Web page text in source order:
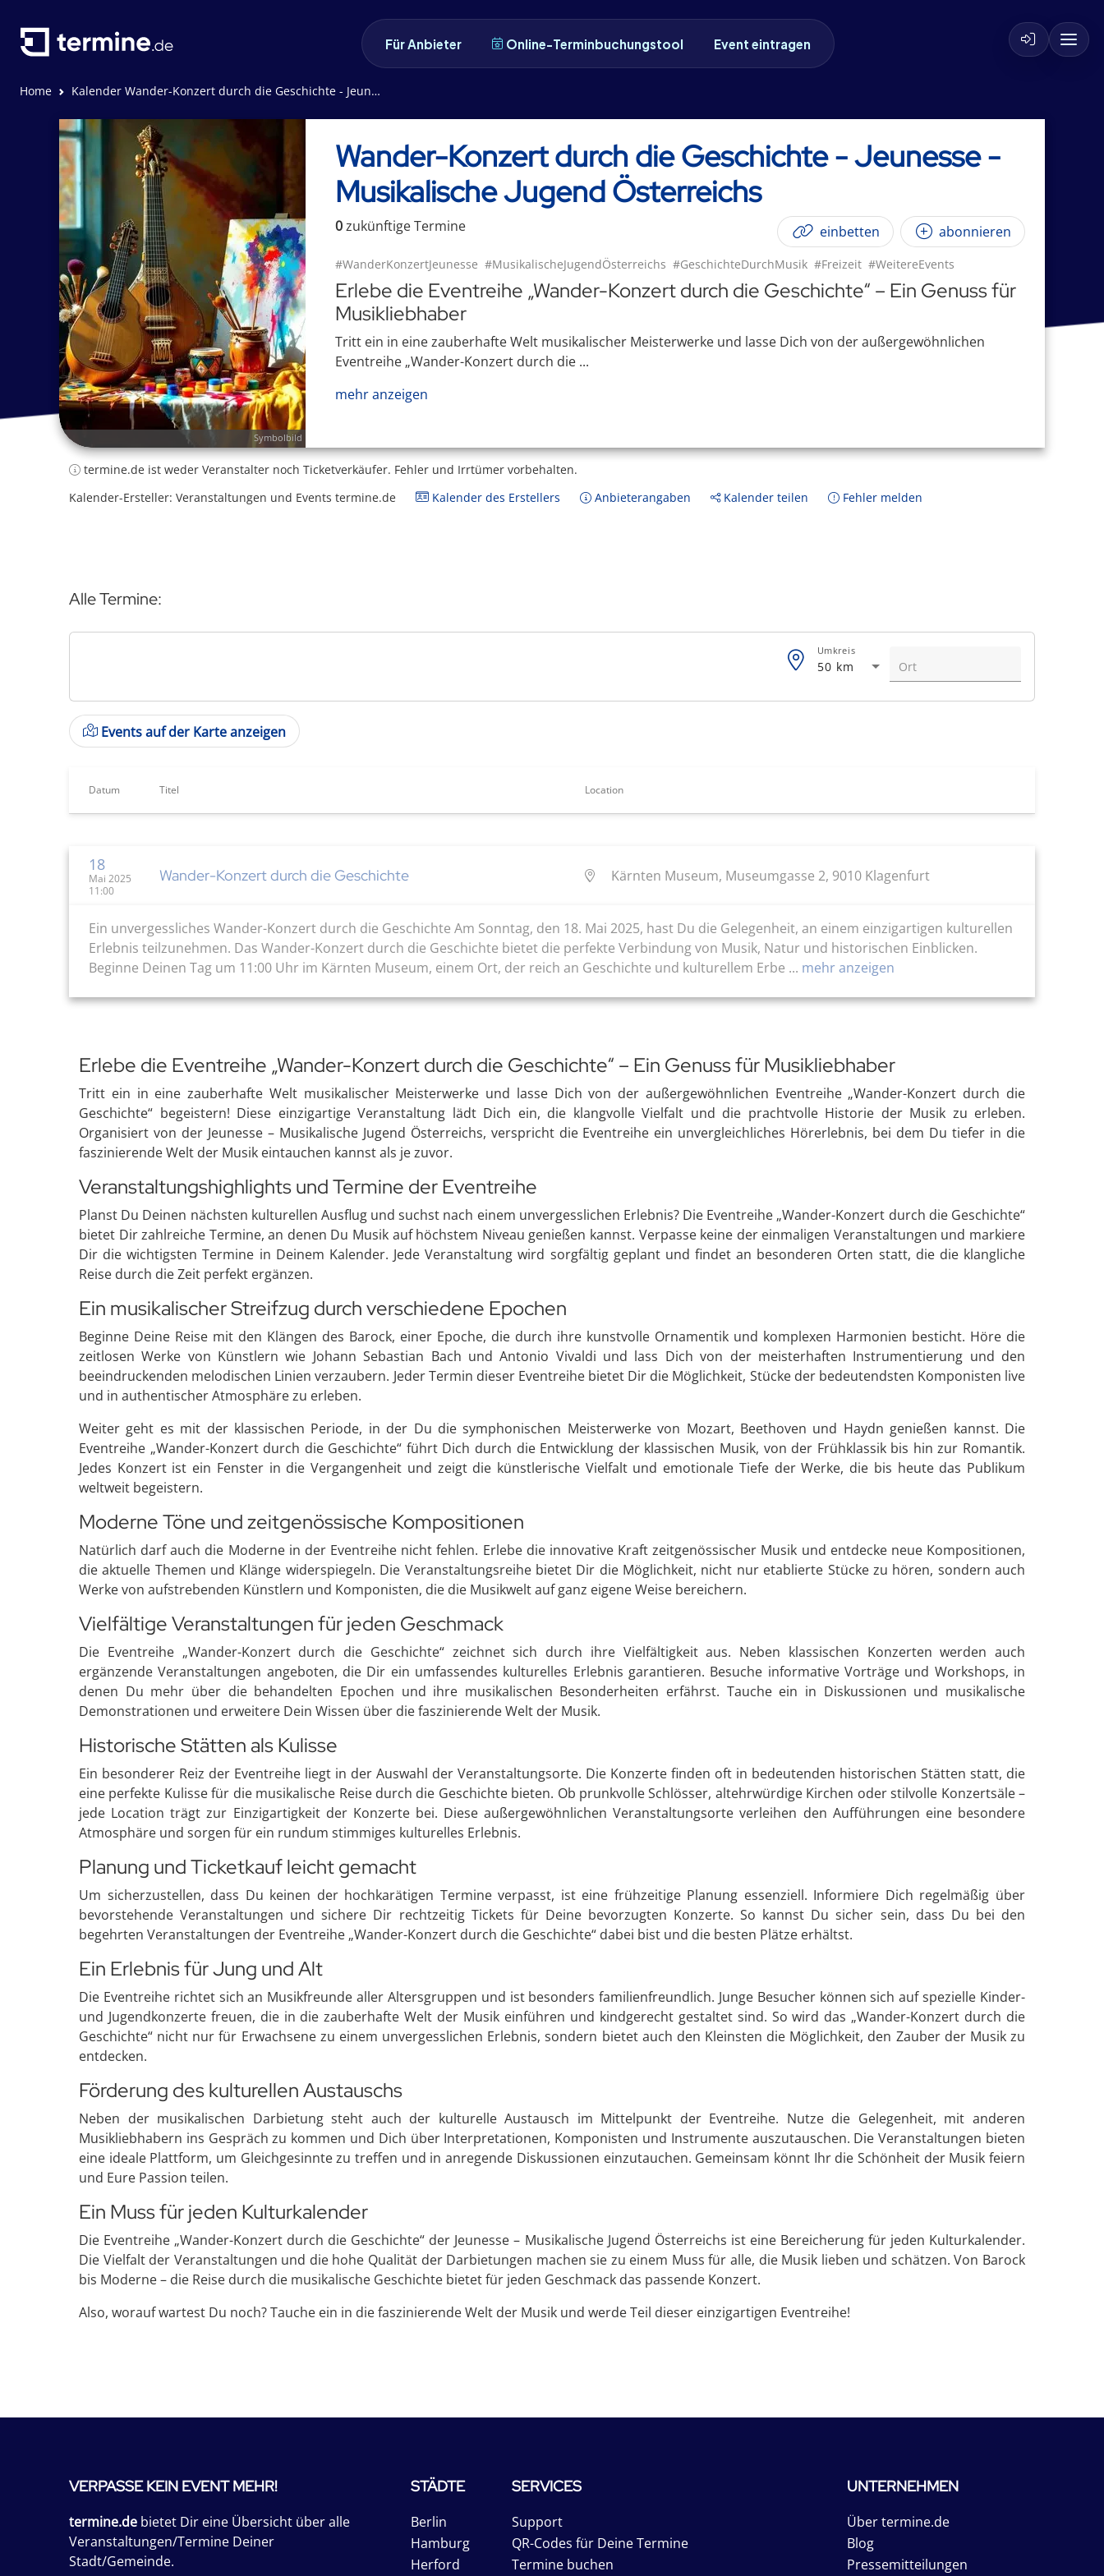
Für Anbieter Online-Terminbuchungstool Event eintragen
Home Kalender Wander-Konzert durch die Geschichte - Jeunesse - Musikalische Jugend Österreichs
Symbolbild
Wander-Konzert durch die Geschichte - Jeunesse -
Musikalische Jugend Österreichs
0zukünftigeTermine einbetten abonnieren
#WanderKonzertJeunesse #MusikalischeJugendÖsterreichs #GeschichteDurchMusik #Freizeit #WeitereEvents
Erlebe die Eventreihe „Wander-Konzert durch die Geschichte“ – Ein Genuss für
Musikliebhaber
Tritt ein in eine zauberhafte Welt musikalischer Meisterwerke und lasse Dich von der außergewöhnlichen
Eventreihe „Wander-Konzert durch die ...
mehr anzeigen
termine.de ist weder Veranstalter noch Ticketverkäufer. Fehler und Irrtümer vorbehalten.
Kalender-Ersteller: Veranstaltungen und Events termine.de
Kalender des Erstellers Anbieterangaben Kalender teilen Fehler melden
Alle Termine:
50 km
Umkreis
Events auf der Karte anzeigen
Datum Titel Location
18
Mai 2025
11:00
Wander-Konzert durch die Geschichte Kärnten Museum, Museumgasse 2, 9010 Klagenfurt
Ein unvergessliches Wander-Konzert durch die Geschichte Am Sonntag, den 18. Mai 2025, hast Du die Gelegenheit, an einem einzigartigen kulturellen
Erlebnis teilzunehmen. Das Wander-Konzert durch die Geschichte bietet die perfekte Verbindung von Musik, Natur und historischen Einblicken.
Beginne Deinen Tag um 11:00 Uhr im Kärnten Museum, einem Ort, der reich an Geschichte und kulturellem Erbe ... mehr anzeigen
Erlebe die Eventreihe „Wander-Konzert durch die Geschichte“ – Ein Genuss für Musikliebhaber
Tritt ein in eine zauberhafte Welt musikalischer Meisterwerke und lasse Dich von der außergewöhnlichen Eventreihe „Wander-Konzert durch die
Geschichte“ begeistern! Diese einzigartige Veranstaltung lädt Dich ein, die klangvolle Vielfalt und die prachtvolle Historie der Musik zu erleben.
Organisiert von der Jeunesse – Musikalische Jugend Österreichs, verspricht die Eventreihe ein unvergleichliches Hörerlebnis, bei dem Du tiefer in die
faszinierende Welt der Musik eintauchen kannst als je zuvor.
Veranstaltungshighlights und Termine der Eventreihe
Planst Du Deinen nächsten kulturellen Ausflug und suchst nach einem unvergesslichen Erlebnis? Die Eventreihe „Wander-Konzert durch die Geschichte“
bietet Dir zahlreiche Termine, an denen Du Musik auf höchstem Niveau genießen kannst. Verpasse keine der einmaligen Veranstaltungen und markiere
Dir die wichtigsten Termine in Deinem Kalender. Jede Veranstaltung wird sorgfältig geplant und findet an besonderen Orten statt, die die klangliche
Reise durch die Zeit perfekt ergänzen.
Ein musikalischer Streifzug durch verschiedene Epochen
Beginne Deine Reise mit den Klängen des Barock, einer Epoche, die durch ihre kunstvolle Ornamentik und komplexen Harmonien besticht. Höre die
zeitlosen Werke von Künstlern wie Johann Sebastian Bach und Antonio Vivaldi und lass Dich von der meisterhaften Instrumentierung und den
beeindruckenden melodischen Linien verzaubern. Jeder Termin dieser Eventreihe bietet Dir die Möglichkeit, Stücke der bedeutendsten Komponisten live
und in authentischer Atmosphäre zu erleben.
Weiter geht es mit der klassischen Periode, in der Du die symphonischen Meisterwerke von Mozart, Beethoven und Haydn genießen kannst. Die
Eventreihe „Wander-Konzert durch die Geschichte“ führt Dich durch die Entwicklung der klassischen Musik, von der Frühklassik bis hin zur Romantik.
Jedes Konzert ist ein Fenster in die Vergangenheit und zeigt die künstlerische Vielfalt und emotionale Tiefe der Werke, die bis heute das Publikum
weltweit begeistern.
Moderne Töne und zeitgenössische Kompositionen
Natürlich darf auch die Moderne in der Eventreihe nicht fehlen. Erlebe die innovative Kraft zeitgenössischer Musik und entdecke neue Kompositionen,
die aktuelle Themen und Klänge widerspiegeln. Die Veranstaltungsreihe bietet Dir die Möglichkeit, nicht nur etablierte Stücke zu hören, sondern auch
Werke von aufstrebenden Künstlern und Komponisten, die die Musikwelt auf ganz eigene Weise bereichern.
Vielfältige Veranstaltungen für jeden Geschmack
Die Eventreihe „Wander-Konzert durch die Geschichte“ zeichnet sich durch ihre Vielfältigkeit aus. Neben klassischen Konzerten werden auch
ergänzende Veranstaltungen angeboten, die Dir ein umfassendes kulturelles Erlebnis garantieren. Besuche informative Vorträge und Workshops, in
denen Du mehr über die behandelten Epochen und ihre musikalischen Besonderheiten erfährst. Tauche ein in Diskussionen und musikalische
Demonstrationen und erweitere Dein Wissen über die faszinierende Welt der Musik.
Historische Stätten als Kulisse
Ein besonderer Reiz der Eventreihe liegt in der Auswahl der Veranstaltungsorte. Die Konzerte finden oft in bedeutenden historischen Stätten statt, die
eine perfekte Kulisse für die musikalische Reise durch die Geschichte bieten. Ob prunkvolle Schlösser, altehrwürdige Kirchen oder stilvolle Konzertsäle –
jede Location trägt zur Einzigartigkeit der Konzerte bei. Diese außergewöhnlichen Veranstaltungsorte verleihen den Aufführungen eine besondere
Atmosphäre und sorgen für ein rundum stimmiges kulturelles Erlebnis.
Planung und Ticketkauf leicht gemacht
Um sicherzustellen, dass Du keinen der hochkarätigen Termine verpasst, ist eine frühzeitige Planung essenziell. Informiere Dich regelmäßig über
bevorstehende Veranstaltungen und sichere Dir rechtzeitig Tickets für Deine bevorzugten Konzerte. So kannst Du sicher sein, dass Du bei den
begehrten Veranstaltungen der Eventreihe „Wander-Konzert durch die Geschichte“ dabei bist und die besten Plätze erhältst.
Ein Erlebnis für Jung und Alt
Die Eventreihe richtet sich an Musikfreunde aller Altersgruppen und ist besonders familienfreundlich. Junge Besucher können sich auf spezielle Kinder-
und Jugendkonzerte freuen, die in die zauberhafte Welt der Musik einführen und kindgerecht gestaltet sind. So wird das „Wander-Konzert durch die
Geschichte“ nicht nur für Erwachsene zu einem unvergesslichen Erlebnis, sondern bietet auch den Kleinsten die Möglichkeit, den Zauber der Musik zu
entdecken.
Förderung des kulturellen Austauschs
Neben der musikalischen Darbietung steht auch der kulturelle Austausch im Mittelpunkt der Eventreihe. Nutze die Gelegenheit, mit anderen
Musikliebhabern ins Gespräch zu kommen und Dich über Interpretationen, Komponisten und Instrumente auszutauschen. Die Veranstaltungen bieten
eine ideale Plattform, um Gleichgesinnte zu treffen und in anregende Diskussionen einzutauchen. Gemeinsam könnt Ihr die Schönheit der Musik feiern
und Eure Passion teilen.
Ein Muss für jeden Kulturkalender
Die Eventreihe „Wander-Konzert durch die Geschichte“ der Jeunesse – Musikalische Jugend Österreichs ist eine Bereicherung für jeden Kulturkalender.
Die Vielfalt der Veranstaltungen und die hohe Qualität der Darbietungen machen sie zu einem Muss für alle, die Musik lieben und schätzen. Von Barock
bis Moderne – die Reise durch die musikalische Geschichte bietet für jeden Geschmack das passende Konzert.
Also, worauf wartest Du noch? Tauche ein in die faszinierende Welt der Musik und werde Teil dieser einzigartigen Eventreihe!
VERPASSE KEIN EVENT MEHR!
termine.de bietet Dir eine Übersicht über alle
Veranstaltungen/Termine Deiner
Stadt/Gemeinde.
STÄDTE
Berlin
Hamburg
Herford
SERVICES
Support
QR-Codes für Deine Termine
Termine buchen
UNTERNEHMEN
Über termine.de
Blog
Pressemitteilungen